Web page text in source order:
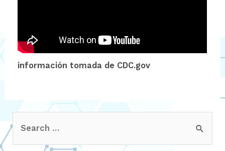
información tomada de CDC.gov